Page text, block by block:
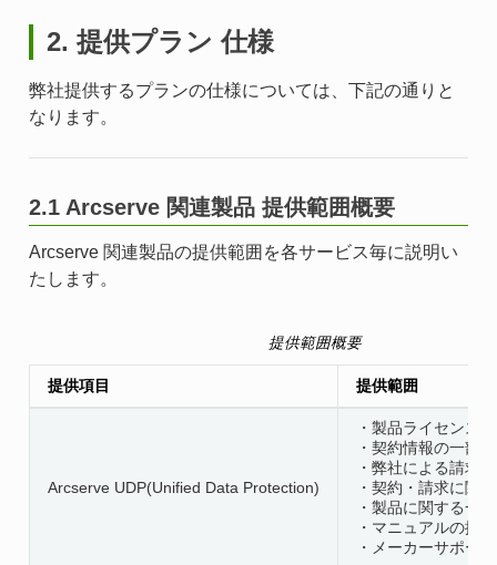
2. 提供プラン 仕様
弊社提供するプランの仕様については、下記の通りと
なります。
2.1 Arcserve 関連製品 提供範囲概要
Arcserve 関連製品の提供範囲を各サービス毎に説明い
たします。
提供範囲概要
提供項目 提供範囲
Arcserve UDP(Unified Data Protection)
・製品ライセンス
・契約情報の一部
・弊社による請求
・契約・請求に関
・製品に関する一
・マニュアルの提供
・メーカーサポート